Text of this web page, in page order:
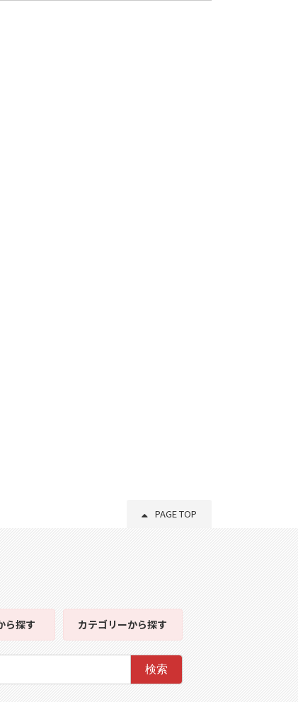
PAGE TOP
ら探す カテゴリーから探す
検索